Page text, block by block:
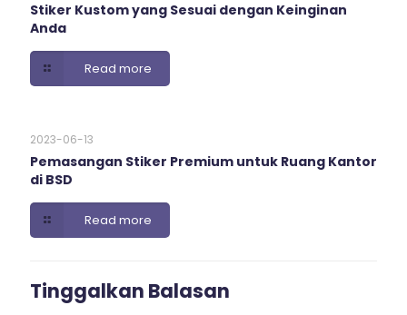
Stiker Kustom yang Sesuai dengan Keinginan
Anda
Read more
2023-06-13
Pemasangan Stiker Premium untuk Ruang Kantor
di BSD
Read more
Tinggalkan Balasan